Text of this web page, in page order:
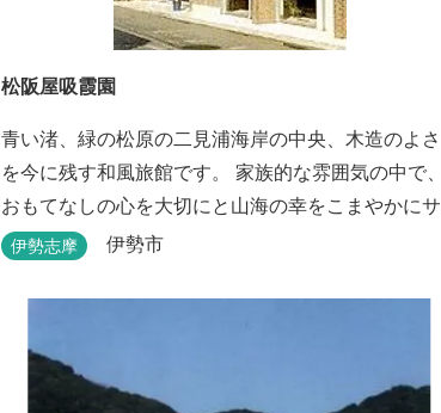
松阪屋吸霞園
青い渚、緑の松原の二見浦海岸の中央、木造のよさ
を今に残す和風旅館です。 家族的な雰囲気の中で、
おもてなしの心を大切にと山海の幸をこまやかにサ
ービスさせていただきます。
伊勢志摩 伊勢市